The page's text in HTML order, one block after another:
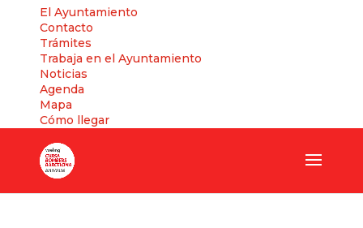
El Ayuntamiento
Contacto
Trámites
Trabaja en el Ayuntamiento
Noticias
Agenda
Mapa
Cómo llegar